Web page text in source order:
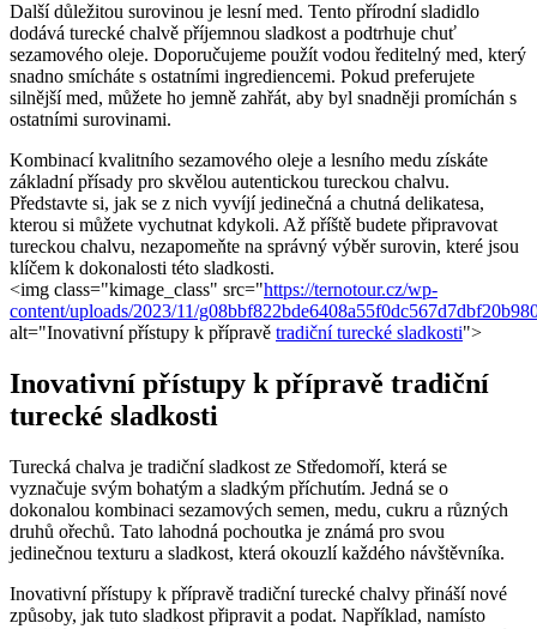
Další důležitou surovinou je lesní med. Tento přírodní sladidlo
dodává turecké chalvě příjemnou sladkost a podtrhuje chuť
sezamového oleje. Doporučujeme použít vodou ředitelný med, který
snadno smícháte s ostatními ingrediencemi. Pokud preferujete
silnější med, můžete ho jemně zahřát, aby byl snadněji promíchán s
ostatními surovinami.
Kombinací kvalitního sezamového oleje a lesního medu získáte
základní přísady pro skvělou autentickou tureckou chalvu.
Představte si, jak se z nich vyvíjí jedinečná a chutná delikatesa,
kterou si můžete vychutnat kdykoli. Až příště budete připravovat
tureckou chalvu, nezapomeňte na správný výběr surovin, které jsou
klíčem k dokonalosti této sladkosti.
<img class="kimage_class" src="https://ternotour.cz/wp-
content/uploads/2023/11/
alt="Inovativní přístupy k přípravě tradiční turecké sladkosti">
Inovativní přístupy k přípravě tradiční
turecké sladkosti
Turecká chalva je tradiční sladkost ze Středomoří, která se
vyznačuje svým bohatým a sladkým příchutím. Jedná se o
dokonalou kombinaci sezamových semen, medu, cukru a různých
druhů ořechů. Tato lahodná pochoutka je známá pro svou
jedinečnou texturu a sladkost, která okouzlí každého návštěvníka.
Inovativní přístupy k přípravě tradiční turecké chalvy přináší nové
způsoby, jak tuto sladkost připravit a podat. Například, namísto